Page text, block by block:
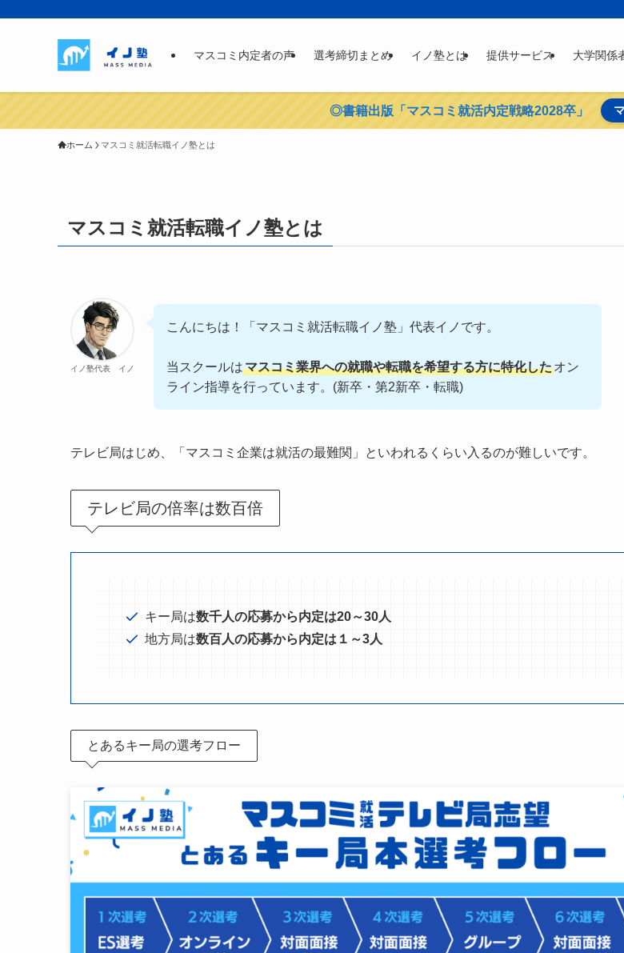
マスコミ内定者の声 選考締切まとめ イノ塾とは 提供サービス 大学関係
◎書籍出版「マスコミ就活内定戦略2028卒」
ホーム マスコミ就活転職イノ塾とは
マスコミ就活転職イノ塾とは
イノ塾代表 イノ
こんにちは！「マスコミ就活転職イノ塾」代表イノです。
当スクールはマスコミ業界への就職や転職を希望する方に特化したオン
ライン指導を行っています。(新卒・第2新卒・転職)
テレビ局はじめ、「マスコミ企業は就活の最難関」といわれるくらい入るのが難しいです。
テレビ局の倍率は数百倍
キー局は数千人の応募から内定は20～30人
地方局は数百人の応募から内定は１～3人
とあるキー局の選考フロー